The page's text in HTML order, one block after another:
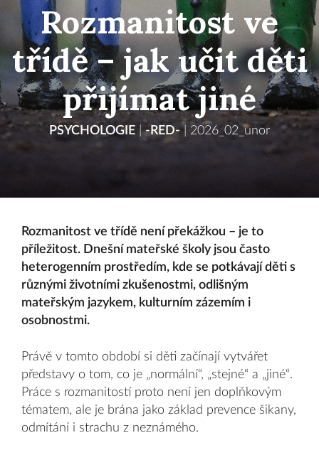
Rozmanitost ve
třídě – jak učit děti
přijímat jiné
PSYCHOLOGIE |-RED-| 2026_02_unor
Rozmanitost ve třídě není překážkou – je to
příležitost. Dnešní mateřské školy jsou často
heterogenním prostředím, kde se potkávají děti s
různými životními zkušenostmi, odlišným
mateřským jazykem, kulturním zázemím i
osobnostmi.
Právě v tomto období si děti začínají vytvářet
představy o tom, co je „normální“, „stejné“ a „jiné“.
Práce s rozmanitostí proto není jen doplňkovým
tématem, ale je brána jako základ prevence šikany,
odmítání i strachu z neznámého.